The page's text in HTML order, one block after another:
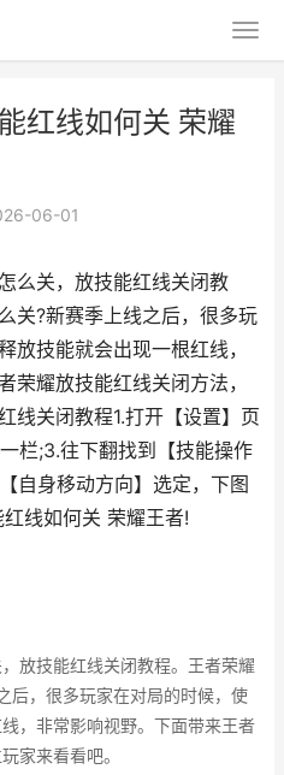
红线如何关 荣耀
06-01
么关，放技能红线关闭教
关?新赛季上线之后，很多玩
放技能就会出现一根红线，
荣耀放技能红线关闭方法，
线关闭教程1.打开【设置】页
栏;3.往下翻找到【技能操作
自身移动方向】选定，下图
线如何关 荣耀王者!
放技能红线关闭教程。王者荣耀
后，很多玩家在对局的时候，使
，非常影响视野。下面带来王者
家来看看吧。